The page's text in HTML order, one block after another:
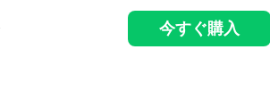
今すぐ購入